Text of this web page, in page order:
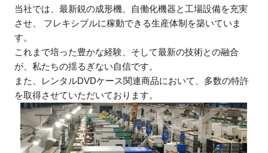
当社では、最新鋭の成形機、自働化機器と工場設備を充実
させ、 フレキシブルに稼動できる生産体制を築いていま
す。
これまで培った豊かな経験、そして最新の技術との融合
が、私たちの揺るぎない自信です。
また、レンタルDVDケース関連商品において、多数の特許
を取得させていただいております。